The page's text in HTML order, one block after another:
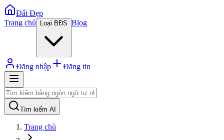
Đất Đẹp
Trang chủ
Loại BĐS Blog
Đăng nhập Đăng tin
Tìm kiếm AI
Trang chủ